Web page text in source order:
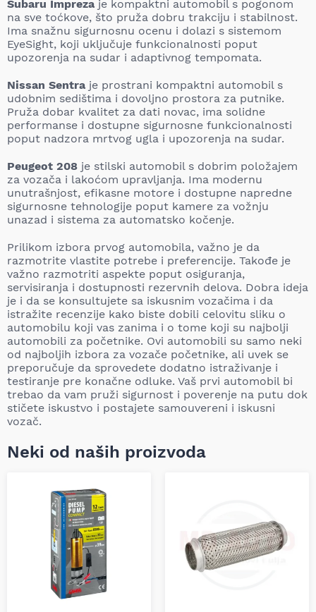
Subaru Impreza je kompaktni automobil s pogonom
na sve toćkove, što pruža dobru trakciju i stabilnost.
Ima snažnu sigurnosnu ocenu i dolazi s sistemom
EyeSight, koji uključuje funkcionalnosti poput
upozorenja na sudar i adaptivnog tempomata.
Nissan Sentra je prostrani kompaktni automobil s
udobnim sedištima i dovoljno prostora za putnike.
Pruža dobar kvalitet za dati novac, ima solidne
performanse i dostupne sigurnosne funkcionalnosti
poput nadzora mrtvog ugla i upozorenja na sudar.
Peugeot 208 je stilski automobil s dobrim položajem
za vozača i lakoćom upravljanja. Ima modernu
unutrašnjost, efikasne motore i dostupne napredne
sigurnosne tehnologije poput kamere za vožnju
unazad i sistema za automatsko kočenje.
Prilikom izbora prvog automobila, važno je da
razmotrite vlastite potrebe i preferencije. Takođe je
važno razmotriti aspekte poput osiguranja,
servisiranja i dostupnosti rezervnih delova. Dobra ideja
je i da se konsultujete sa iskusnim vozačima i da
istražite recenzije kako biste dobili celovitu sliku o
automobilu koji vas zanima i o tome koji su najbolji
automobili za početnike. Ovi automobili su samo neki
od najboljih izbora za vozače početnike, ali uvek se
preporučuje da sprovedete dodatno istraživanje i
testiranje pre konačne odluke. Vaš prvi automobil bi
trebao da vam pruži sigurnost i poverenje na putu dok
stičete iskustvo i postajete samouvereni i iskusni
vozač.
Neki od naših proizvoda